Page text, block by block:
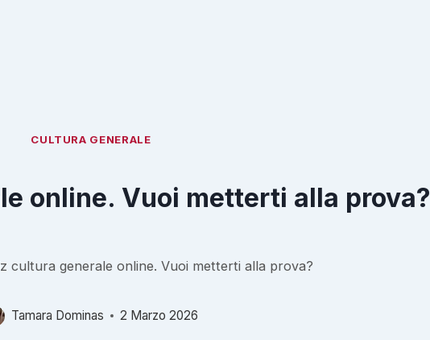
CULTURA GENERALE
online. Vuoi metterti alla prova?
cultura generale online. Vuoi metterti alla prova?
Tamara Dominas 2 Marzo 2026